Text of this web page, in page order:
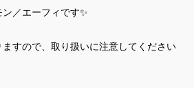
／エーフィです✨
すので、取り扱いに注意してください